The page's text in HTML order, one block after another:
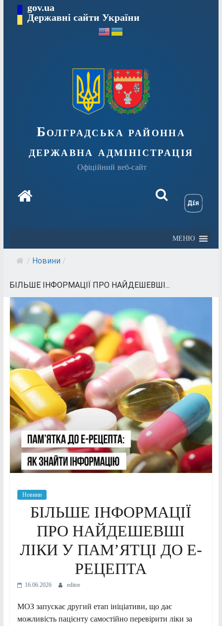
Перейтиgov.ua
Державні сайти України
Болградська районна
державна адміністрація
Офіційний веб-сайт
МЕНЮ
/ Новини /
БІЛЬШЕ ІНФОРМАЦІЇ ПРО НАЙДЕШЕВШІ...
Новини
БІЛЬШЕ ІНФОРМАЦІЇ
ПРО НАЙДЕШЕВШІ
ЛІКИ У ПАМʼЯТЦІ ДО Е-
РЕЦЕПТА
16.06.2026 editor
МОЗ запускає другий етап ініціативи, що дає
можливість пацієнту самостійно перевірити ліки за